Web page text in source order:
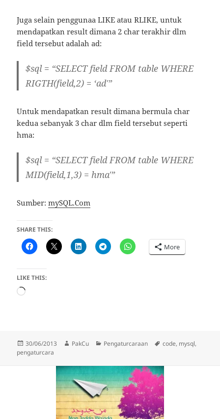
Juga selain penggunaa LIKE atau RLIKE, untuk
mendapatkan result dimana 2 char terakhir dlm
field tersebut adalah ad:
$sql = “SELECT field FROM table WHERE
RIGTH(field,2) = ‘ad'”
Untuk mendapatkan result dimana bermula char
kedua sebanyak 3 char dlm field tersebut seperti
hma:
$sql = “SELECT field FROM table WHERE
MID(field,1,3) = hma'”
Sumber:mySQL.Com
SHARE THIS:
More
LIKE THIS:
Loading…
Posted
on
30/06/2013 Author
PakCu Categories
Pengaturcaraan Tags
code, mysql,
pengaturcara